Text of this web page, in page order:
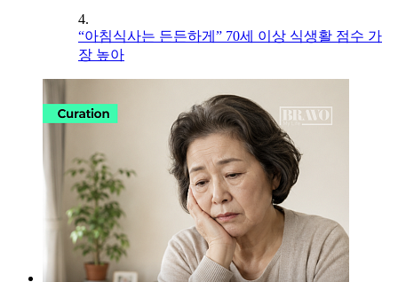
4.
“아침식사는 든든하게” 70세 이상 식생활 점수 가
장 높아